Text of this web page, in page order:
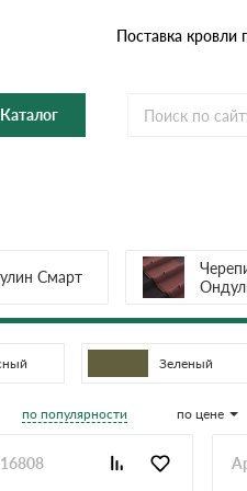
Поставка
Каталог
Профнастил и
Комплектующие
Смарт
Зеленый
по популярности по цене